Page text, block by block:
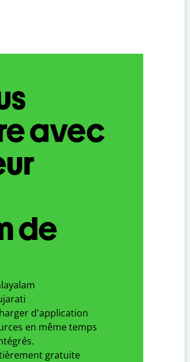
avec
de
d'application
en même temps
gratuite